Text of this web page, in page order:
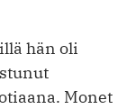
hän oli
Monet